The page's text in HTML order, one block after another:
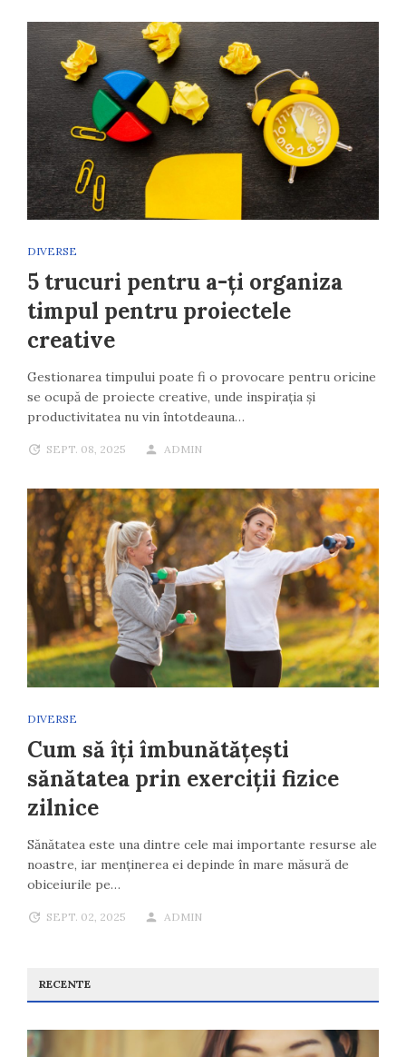
DIVERSE
5 trucuri pentru a-ți organiza
timpul pentru proiectele
creative
Gestionarea timpului poate fi o provocare pentru oricine
se ocupă de proiecte creative, unde inspirația și
productivitatea nu vin întotdeauna…
SEPT. 08, 2025 ADMIN
DIVERSE
Cum să îți îmbunătățești
sănătatea prin exerciții fizice
zilnice
Sănătatea este una dintre cele mai importante resurse ale
noastre, iar menținerea ei depinde în mare măsură de
obiceiurile pe…
SEPT. 02, 2025 ADMIN
RECENTE